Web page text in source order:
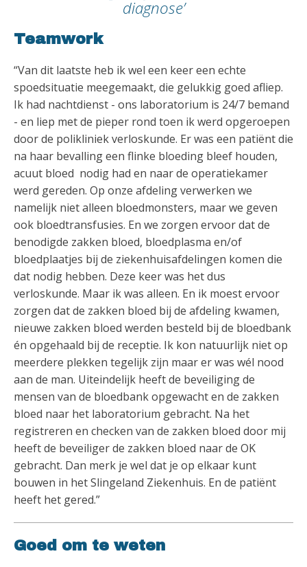
diagnose’
Teamwork
“Van dit laatste heb ik wel een keer een echte
spoedsituatie meegemaakt, die gelukkig goed afliep.
Ik had nachtdienst - ons laboratorium is 24/7 bemand
- en liep met de pieper rond toen ik werd opgeroepen
door de polikliniek verloskunde. Er was een patiënt die
na haar bevalling een flinke bloeding bleef houden,
acuut bloed nodig had en naar de operatiekamer
werd gereden. Op onze afdeling verwerken we
namelijk niet alleen bloedmonsters, maar we geven
ook bloedtransfusies. En we zorgen ervoor dat de
benodigde zakken bloed, bloedplasma en/of
bloedplaatjes bij de ziekenhuisafdelingen komen die
dat nodig hebben. Deze keer was het dus
verloskunde. Maar ik was alleen. En ik moest ervoor
zorgen dat de zakken bloed bij de afdeling kwamen,
nieuwe zakken bloed werden besteld bij de bloedbank
én opgehaald bij de receptie. Ik kon natuurlijk niet op
meerdere plekken tegelijk zijn maar er was wél nood
aan de man. Uiteindelijk heeft de beveiliging de
mensen van de bloedbank opgewacht en de zakken
bloed naar het laboratorium gebracht. Na het
registreren en checken van de zakken bloed door mij
heeft de beveiliger de zakken bloed naar de OK
gebracht. Dan merk je wel dat je op elkaar kunt
bouwen in het Slingeland Ziekenhuis. En de patiënt
heeft het gered.”
Goed om te weten